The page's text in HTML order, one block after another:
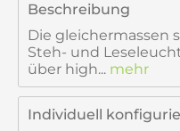
Beschreibung
Die gleichermassen
Steh- und
über high... mehr
Individuell